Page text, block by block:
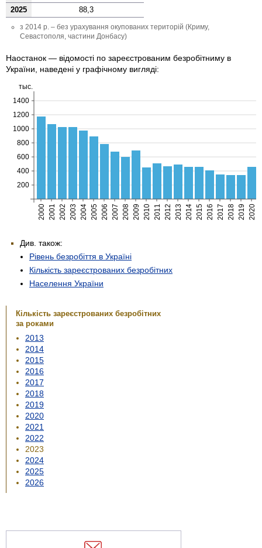
2025
88,3
з 2014 р. – без урахування окупованих територій (Криму,
Севастополя, частини Донбасу)
Наостанок — відомості по зареєстрованим безробітниму в
України, наведені у графічному вигляді:
Див. також:
Рівень безробіття в Україні
Кількість зареєстрованих безробітних
Населення України
Кількість заре­єстро­ваних безро­бітних
за роками
2013
2014
2015
2016
2017
2018
2019
2020
2021
2022
2023
2024
2025
2026